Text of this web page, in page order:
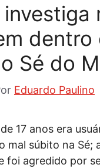
investiga
dentro
Sé do
Eduardo Paulino
17 anos era
mal súbito na Sé;
foi agredido por